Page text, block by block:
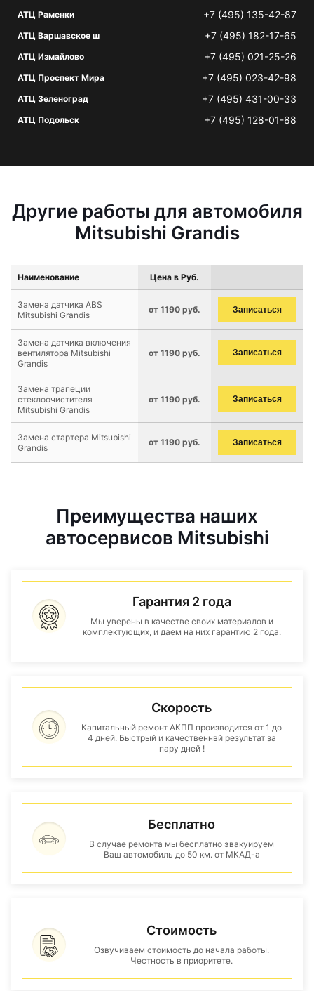
АТЦ Раменки +7 (495) 135-42-87
АТЦ Варшавское ш +7 (495) 182-17-65
АТЦ Измайлово +7 (495) 021-25-26
АТЦ Проспект Мира +7 (495) 023-42-98
АТЦ Зеленоград +7 (495) 431-00-33
АТЦ Подольск +7 (495) 128-01-88
Другие работы для автомобиля
Mitsubishi Grandis
Наименование Цена в Руб.
Замена датчика ABS
Mitsubishi Grandis
от 1190 руб. Записаться
Замена датчика включения
вентилятора Mitsubishi
Grandis
от 1190 руб. Записаться
Замена трапеции
стеклоочистителя
Mitsubishi Grandis
от 1190 руб. Записаться
Замена стартера Mitsubishi
Grandis
от 1190 руб. Записаться
Преимущества наших
автосервисов Mitsubishi
Гарантия 2 года
Мы уверены в качестве своих материалов и
комплектующих, и даем на них гарантию 2 года.
Скорость
Капитальный ремонт АКПП производится от 1 до
4 дней. Быстрый и качественнвй результат за
пару дней !
Бесплатно
В случае ремонта мы бесплатно эвакуируем
Ваш автомобиль до 50 км. от МКАД-а
Стоимость
Озвучиваем стоимость до начала работы.
Честность в приоритете.